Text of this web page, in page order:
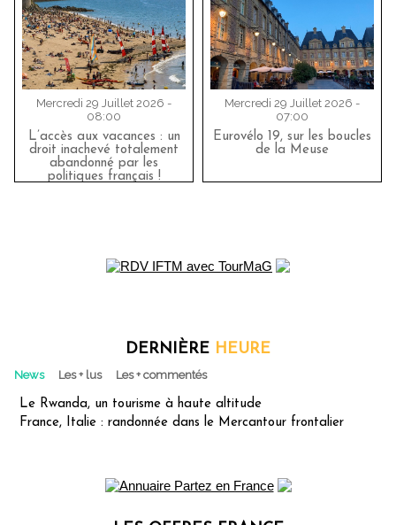
Mercredi 29 Juillet 2026 -
08:00
L’accès aux vacances : un
droit inachevé totalement
abandonné par les
politiques français !
Mercredi 29 Juillet 2026 -
07:00
Eurovélo 19, sur les boucles
de la Meuse
DERNIÈRE HEURE
News Les + lus Les + commentés
Le Rwanda, un tourisme à haute altitude
France, Italie : randonnée dans le Mercantour frontalier